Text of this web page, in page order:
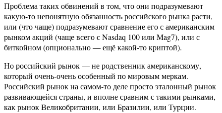
Проблема таких обвинений в том, что они подразумевают
какую-то непонятную обязанность российского рынка расти,
или (что чаще) подразумевают сравнение его с американским
рынком акций (чаще всего с Nasdaq 100 или Mag7), или с
биткойном (опционально — ещё какой-то криптой).
Но российский рынок — не родственник американскому,
который очень-очень особенный по мировым меркам.
Российский рынок на самом-то деле просто эталонный рынок
развивающейся страны, и вполне сравним с такими рынками,
как рынок Великобритании, или Бразилии, или Турции.